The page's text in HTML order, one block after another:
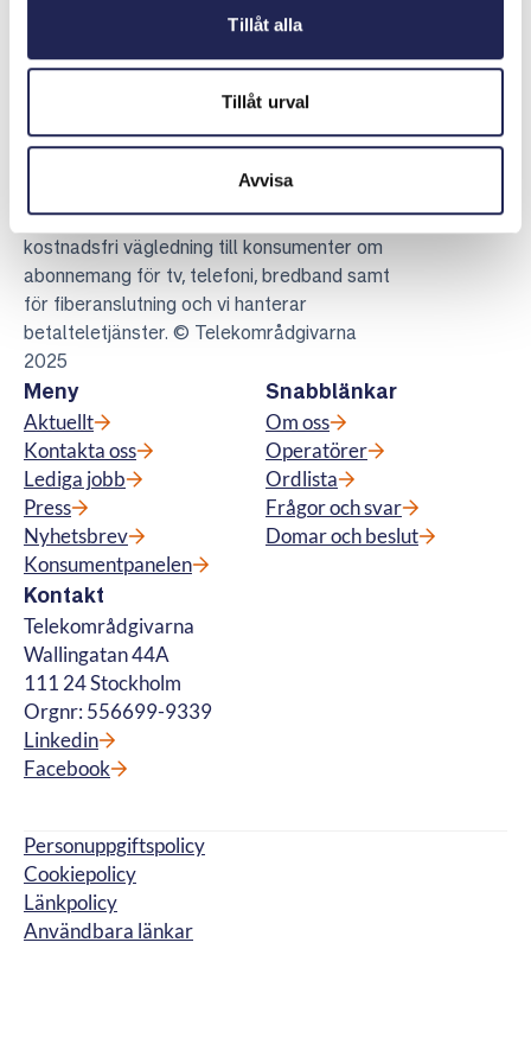
Tillåt alla
Tillåt urval
Avvisa
Telekområdgivarna
Telekområdgivarna ger opartisk och
kostnadsfri vägledning till konsumenter om
abonnemang för tv, telefoni, bredband samt
för fiberanslutning och vi hanterar
betalteletjänster. © Telekområdgivarna
2025
Meny
Aktuellt
Kontakta oss
Lediga jobb
Press
Nyhetsbrev
Konsumentpanelen
Snabblänkar
Om oss
Operatörer
Ordlista
Frågor och svar
Domar och beslut
Kontakt
Telekområdgivarna
Wallingatan 44A
111 24 Stockholm
Orgnr: 556699-9339
Linkedin
Facebook
Personuppgiftspolicy
Cookiepolicy
Länkpolicy
Användbara länkar